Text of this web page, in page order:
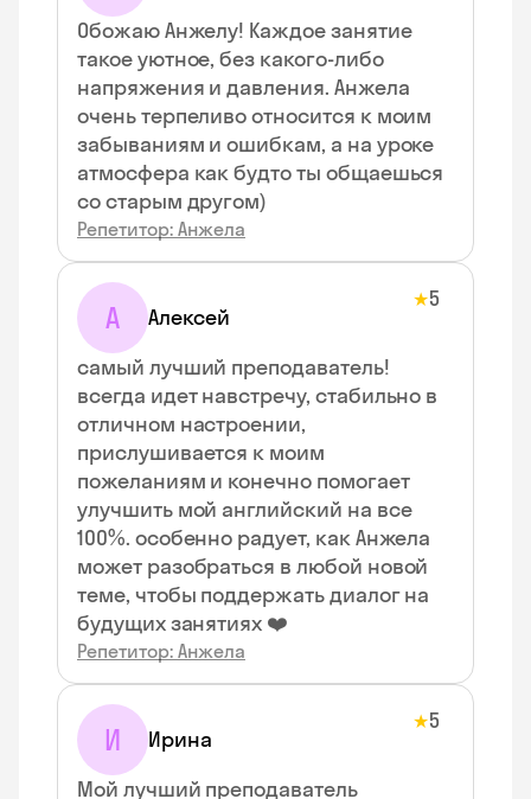
Обожаю Анжелу! Каждое занятие
такое уютное, без какого-либо
напряжения и давления. Анжела
очень терпеливо относится к моим
забываниям и ошибкам, а на уроке
атмосфера как будто ты общаешься
со старым другом)
Репетитор: Анжела
А Алексей
★5
самый лучший преподаватель!
всегда идет навстречу, стабильно в
отличном настроении,
прислушивается к моим
пожеланиям и конечно помогает
улучшить мой английский на все
100%. особенно радует, как Анжела
может разобраться в любой новой
теме, чтобы поддержать диалог на
будущих занятиях ❤️
Репетитор: Анжела
И Ирина
★5
Мой лучший преподаватель